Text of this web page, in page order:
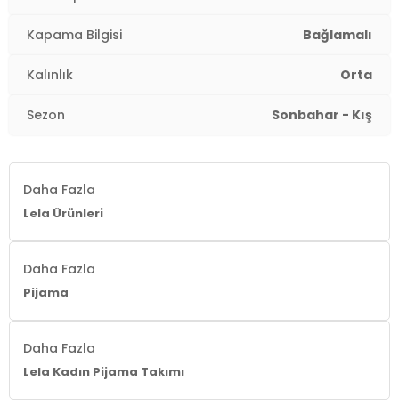
Kapama Bilgisi Bağlamalı
Kalınlık Orta
Sezon Sonbahar - Kış
Daha Fazla
Lela Ürünleri
Daha Fazla
Pijama
Daha Fazla
Lela Kadın Pijama Takımı